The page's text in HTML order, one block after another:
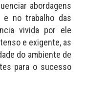
abordagens
no trabalho das
vivida por ele
e exigente, as
do ambiente de
para o sucesso